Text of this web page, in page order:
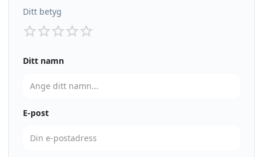
Ditt betyg
Ditt namn
E-post